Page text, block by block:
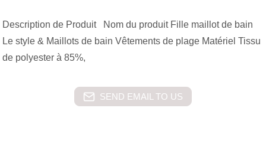
Description de Produit Nom du produit Fille maillot de bain
Le style & Maillots de bain Vêtements de plage Matériel Tissu
de polyester à 85%,
SEND EMAIL TO US